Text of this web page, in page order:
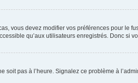
vous devez modifier vos préférences pour le
qu’aux utilisateurs enregistrés. Donc si
soit pas à l’heure. Signalez ce problème à